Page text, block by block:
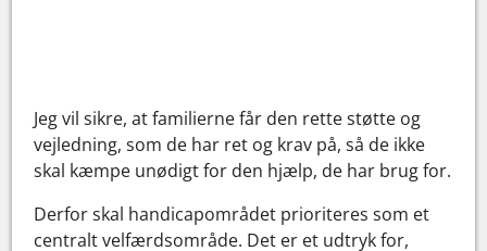
Jeg vil sikre, at familierne får den rette støtte og
vejledning, som de har ret og krav på, så de ikke
skal kæmpe unødigt for den hjælp, de har brug for.
Derfor skal handicapområdet prioriteres som et
centralt velfærdsområde. Det er et udtryk for,